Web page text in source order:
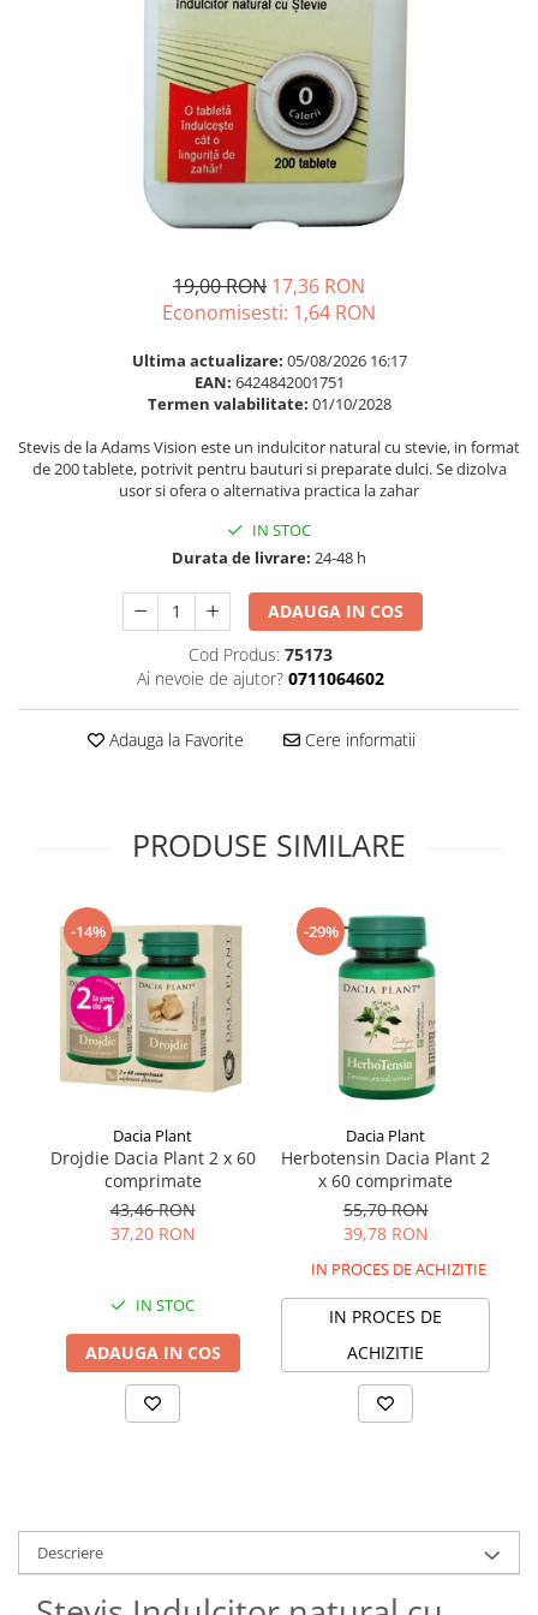
Probiotice si prebiotice
Sanatate urinara
Sistemul respirator
Somn stres si anxietate
Supliment Complexe
Supliment Magneziu
Supliment Vitamina B
Supliment Vitamina D3
Supliment Vitamina E
Supliment Zinc
Tincturi si Gemoderivate
Tuse gat si respiratie
Vitamine si minerale
Balsam masca si tratament
Produse cu SPF Pentru Fata
19,00 RON 17,36 RON
Economisesti: 1,64 RON
Ultima actualizare: 05/08/2026 16:17
EAN: 6424842001751
Termen valabilitate: 01/10/2028
Stevis de la Adams Vision este un indulcitor natural cu stevie, in format
de 200 tablete, potrivit pentru bauturi si preparate dulci. Se dizolva
usor si ofera o alternativa practica la zahar
IN STOC
Durata de livrare: 24-48 h
ADAUGA IN COS
Cod Produs: 75173
Ai nevoie de ajutor? 0711064602
Adauga la Favorite Cere informatii
PRODUSE SIMILARE
-14%
Dacia Plant
Drojdie Dacia Plant 2 x 60
comprimate
43,46 RON
37,20 RON
IN STOC
ADAUGA IN COS
-29%
Dacia Plant
Herbotensin Dacia Plant 2
x 60 comprimate
55,70 RON
39,78 RON
IN PROCES DE ACHIZITIE
IN PROCES DE
ACHIZITIE
Descriere